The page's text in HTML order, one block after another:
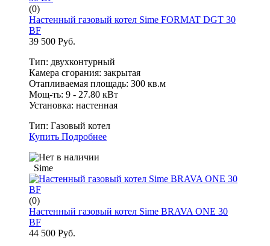
(0)
Настенный газовый котел Sime FORMAT DGT 30
BF
39 500 Руб.
Тип: двухконтурный
Камера сгорания: закрытая
Отапливаемая площадь: 300 кв.м
Мощ-ть: 9 - 27.80 кВт
Установка: настенная
Тип: Газовый котел
Купить Подробнее
Sime
(0)
Настенный газовый котел Sime BRAVA ONE 30
BF
44 500 Руб.